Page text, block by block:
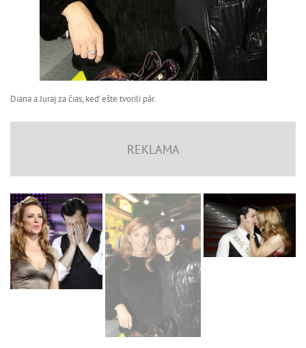
Diana a Juraj za čias, keď ešte tvorili pár.